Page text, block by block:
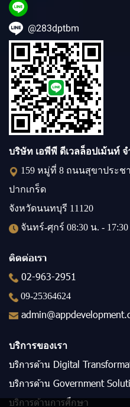
@283dptbm
บริษัท เอพีพี ดีเวลล็อปเม้นท์ จ
159 หมู่ที่ 8 ถนนสุขาประช
ปากเกร็ด
จังหวัดนนทบุรี 11120
จันทร์-ศุกร์ 08:30 น. -
ติดต่อเรา
02-963-2951
09-25364624
บริการของเรา
บริการด้าน Digital
บริการด้าน Government
บริการด้านการศึกษา